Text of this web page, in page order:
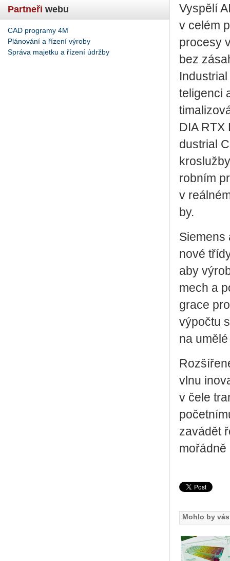
Partneři webu
CAD programy 4M
Plánování a řízení výroby
Správa majetku a řízení údržby
Vy­spě­lí
v celém
pro­ce­sy
bez
te­li­gen­ci
DIA
dustrial
rob­ním
v
by.
Sie­mens
nové
aby
mech a
gra­ce
vý­po­čtu
na
vlnu
v čele
za­vá­dět
mo­řád­ně
Mohlo by